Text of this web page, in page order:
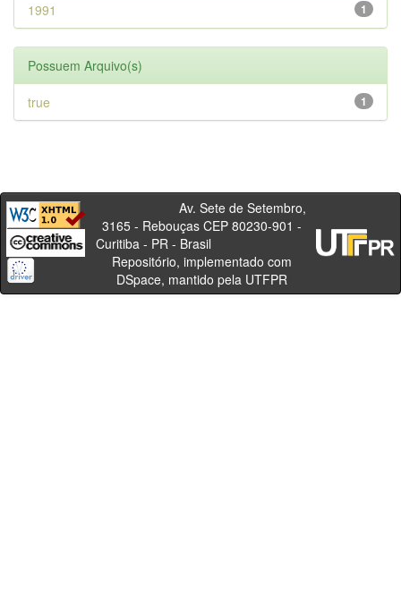
1
1991
Possuem Arquivo(s)
1
true
Av. Sete de Setembro,
3165 - Rebouças CEP 80230-901 -
Curitiba - PR - Brasil
Repositório, implementado com
DSpace, mantido pela UTFPR